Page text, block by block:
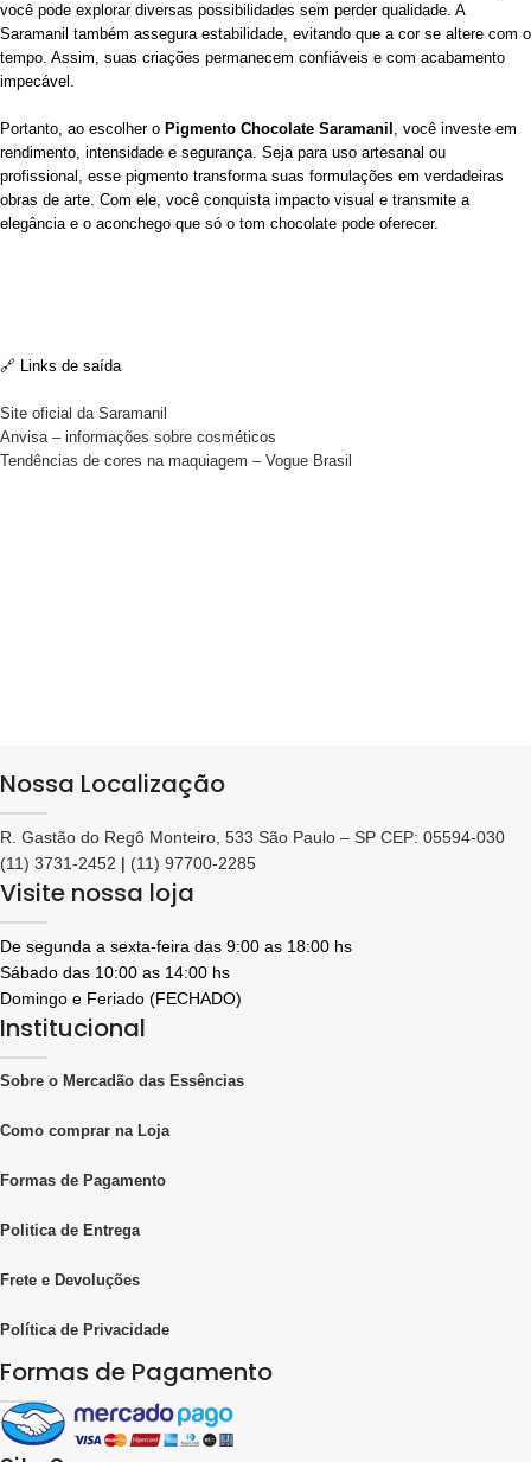
você pode explorar diversas possibilidades sem perder qualidade. A
Saramanil também assegura estabilidade, evitando que a cor se altere com o
tempo. Assim, suas criações permanecem confiáveis e com acabamento
impecável.
Portanto, ao escolher o Pigmento Chocolate Saramanil , você investe em
rendimento, intensidade e segurança. Seja para uso artesanal ou
profissional, esse pigmento transforma suas formulações em verdadeiras
obras de arte. Com ele, você conquista impacto visual e transmite a
elegância e o aconchego que só o tom chocolate pode oferecer.
🔗 Links de saída
Site oficial da Saramanil
Anvisa – informações sobre cosméticos
Tendências de cores na maquiagem – Vogue Brasil
Nossa Localização
R. Gastão do Regô Monteiro, 533 São Paulo – SP CEP: 05594-030
(11) 3731-2452 | (11) 97700-2285
Visite nossa loja
De segunda a sexta-feira das 9:00 as 18:00 hs
Sábado das 10:00 as 14:00 hs
Domingo e Feriado (FECHADO)
Institucional
Sobre o Mercadão das Essências
Como comprar na Loja
Formas de Pagamento
Politica de Entrega
Frete e Devoluções
Política de Privacidade
Formas de Pagamento